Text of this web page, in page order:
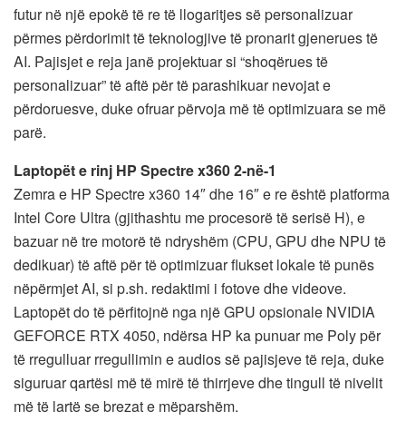
futur në një epokë të re të llogaritjes së personalizuar
përmes përdorimit të teknologjive të pronarit gjenerues të
AI. Pajisjet e reja janë projektuar si “shoqërues të
personalizuar” të aftë për të parashikuar nevojat e
përdoruesve, duke ofruar përvoja më të optimizuara se më
parë.
Laptopët e rinj HP Spectre x360 2-në-1
Zemra e HP Spectre x360 14″ dhe 16″ e re është platforma
Intel Core Ultra (gjithashtu me procesorë të serisë H), e
bazuar në tre motorë të ndryshëm (CPU, GPU dhe NPU të
dedikuar) të aftë për të optimizuar flukset lokale të punës
nëpërmjet AI, si p.sh. redaktimi i fotove dhe videove.
Laptopët do të përfitojnë nga një GPU opsionale NVIDIA
GEFORCE RTX 4050, ndërsa HP ka punuar me Poly për
të rregulluar rregullimin e audios së pajisjeve të reja, duke
siguruar qartësi më të mirë të thirrjeve dhe tingull të nivelit
më të lartë se brezat e mëparshëm.